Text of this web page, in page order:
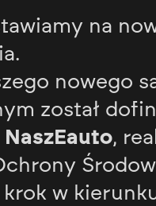
na
nowego
został
NaszEauto,
w